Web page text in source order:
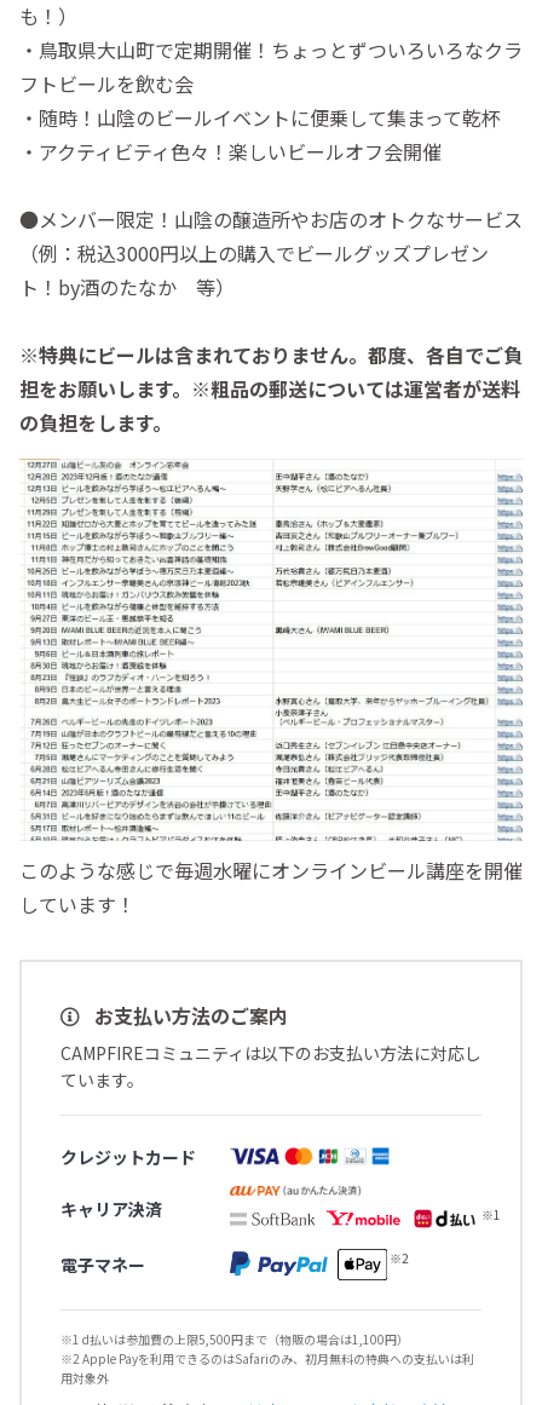
も！）
・鳥取県大山町で定期開催！ちょっとずついろいろなクラ
フトビールを飲む会
・随時！山陰のビールイベントに便乗して集まって乾杯
・アクティビティ色々！楽しいビールオフ会開催
●メンバー限定！山陰の醸造所やお店のオトクなサービス
（例：税込3000円以上の購入でビールグッズプレゼン
ト！by酒のたなか 等）
※特典にビールは含まれておりません。都度、各自でご負
担をお願いします。※粗品の郵送については運営者が送料
の負担をします。
このような感じで毎週水曜にオンラインビール講座を開催
しています！
お支払い方法のご案内
CAMPFIREコミュニティは以下のお支払い方法に対応し
ています。
クレジットカード
キャリア決済
電子マネー
※1 d払いは参加費の上限5,500円まで（物販の場合は1,100円）
※2 Apple Payを利用できるのはSafariのみ、初月無料の特典への支払いは利
用対象外